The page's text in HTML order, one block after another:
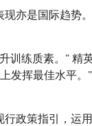
亦是国际趋势
练质素。” 精
发挥最佳水平。”
政策指引，运